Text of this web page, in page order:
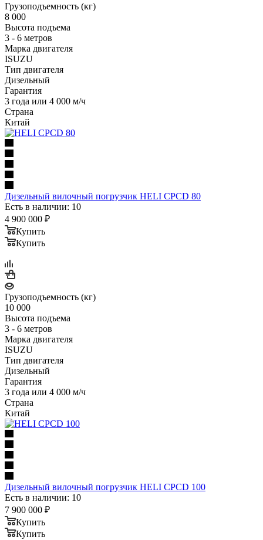
Грузоподъемность (кг)
8 000
Высота подъема
3 - 6 метров
Марка двигателя
ISUZU
Тип двигателя
Дизельный
Гарантия
3 года или 4 000 м/ч
Страна
Китай
Дизельный вилочный погрузчик HELI CPCD 80
Есть в наличии: 10
4 900 000 ₽
Купить
Купить
Грузоподъемность (кг)
10 000
Высота подъема
3 - 6 метров
Марка двигателя
ISUZU
Тип двигателя
Дизельный
Гарантия
3 года или 4 000 м/ч
Страна
Китай
Дизельный вилочный погрузчик HELI CPCD 100
Есть в наличии: 10
7 900 000 ₽
Купить
Купить